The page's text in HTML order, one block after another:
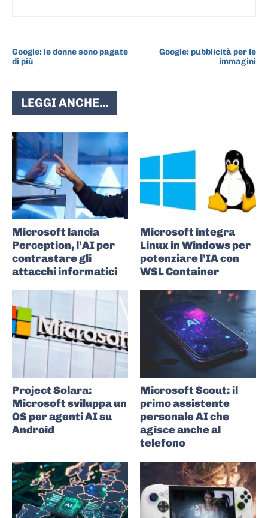
Google: le donne sono pagate
di più
Google: pubblicità per le
immagini
LEGGI ANCHE...
Microsoft lancia
Perception, l’AI per
contrastare gli
attacchi informatici
Microsoft integra
Linux in Windows per
potenziare l’IA con
WSL Container
Project Solara:
Microsoft sviluppa un
OS per agenti AI su
Android
Microsoft Scout: il
primo assistente
personale AI che
agisce anche al
telefono